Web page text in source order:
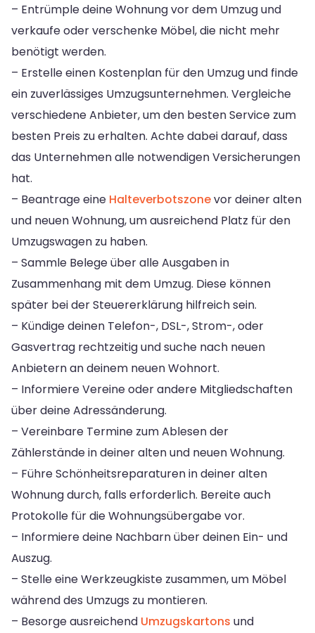
– Entrümple deine Wohnung vor dem Umzug und
verkaufe oder verschenke Möbel, die nicht mehr
benötigt werden.
– Erstelle einen Kostenplan für den Umzug und finde
ein zuverlässiges Umzugsunternehmen. Vergleiche
verschiedene Anbieter, um den besten Service zum
besten Preis zu erhalten. Achte dabei darauf, dass
das Unternehmen alle notwendigen Versicherungen
hat.
– Beantrage eine Halteverbotszonevor deiner alten
und neuen Wohnung, um ausreichend Platz für den
Umzugswagen zu haben.
– Sammle Belege über alle Ausgaben in
Zusammenhang mit dem Umzug. Diese können
später bei der Steuererklärung hilfreich sein.
– Kündige deinen Telefon-, DSL-, Strom-, oder
Gasvertrag rechtzeitig und suche nach neuen
Anbietern an deinem neuen Wohnort.
– Informiere Vereine oder andere Mitgliedschaften
über deine Adressänderung.
– Vereinbare Termine zum Ablesen der
Zählerstände in deiner alten und neuen Wohnung.
– Führe Schönheitsreparaturen in deiner alten
Wohnung durch, falls erforderlich. Bereite auch
Protokolle für die Wohnungsübergabe vor.
– Informiere deine Nachbarn über deinen Ein- und
Auszug.
– Stelle eine Werkzeugkiste zusammen, um Möbel
während des Umzugs zu montieren.
– Besorge ausreichend Umzugskartons und